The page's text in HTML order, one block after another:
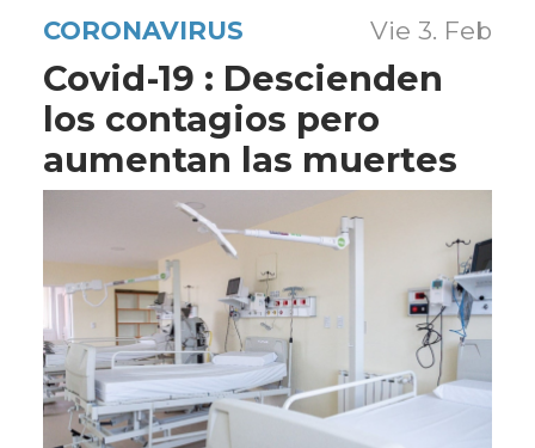
CORONAVIRUS Vie 3. Feb
Covid-19 : Descienden
los contagios pero
aumentan las muertes